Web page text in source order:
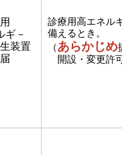
ギ－
装置
診療用高エネル
備えるとき。
（あらかじめ
開設・変更許